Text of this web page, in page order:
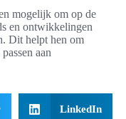
mogelijk om op de
en ontwikkelingen
Dit helpt hen om
aan
LinkedIn